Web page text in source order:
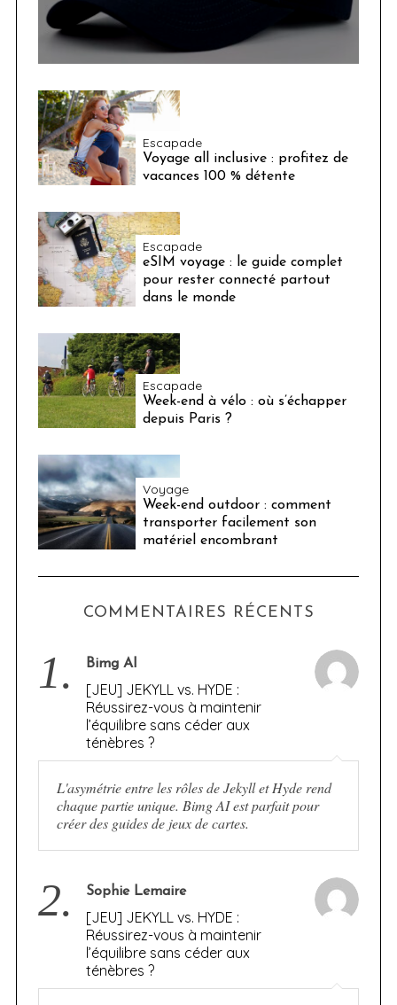
Escapade
Voyage all inclusive : profitez de
vacances 100 % détente
Escapade
eSIM voyage : le guide complet
pour rester connecté partout
dans le monde
Escapade
Week-end à vélo : où s’échapper
depuis Paris ?
Voyage
Week-end outdoor : comment
transporter facilement son
matériel encombrant
COMMENTAIRES RÉCENTS
1. Bimg AI
[JEU] JEKYLL vs. HYDE :
Réussirez-vous à maintenir
l’équilibre sans céder aux
ténèbres ?
L'asymétrie entre les rôles de Jekyll et Hyde rend
chaque partie unique. Bimg AI est parfait pour
créer des guides de jeux de cartes.
2. Sophie Lemaire
[JEU] JEKYLL vs. HYDE :
Réussirez-vous à maintenir
l’équilibre sans céder aux
ténèbres ?